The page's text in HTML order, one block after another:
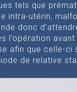
tels que
intra-utérin,
donc
l’opération avant
afin que celle-ci
de relative